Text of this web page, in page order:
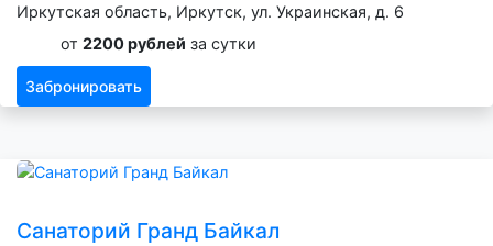
Иркутская область, Иркутск, ул. Украинская, д. 6
от 2200 рублей за сутки
Забронировать
Санаторий Гранд Байкал